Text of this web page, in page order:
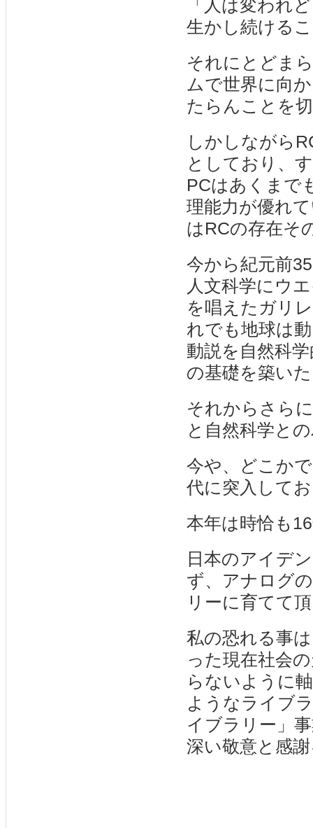
「人は変われ
生かし続ける
それにとどま
ムで世界に向
たらんことを
しかしながら
としており、
PCはあくまで
理能力が優れ
はRCの存在そ
今から紀元前
人文科学にウ
を唱えたガリ
れでも地球は
動説を自然科
の基礎を築い
それからさら
と自然科学と
今や、どこか
代に突入して
本年は時恰も
日本のアイデ
ず、アナログ
リーに育てて
私の恐れる事
った現在社会
らないように
ようなライブ
イブラリー」
深い敬意と感